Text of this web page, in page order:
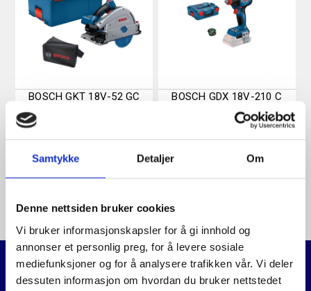
Samtykke Detaljer Om
Denne nettsiden bruker cookies
Vi bruker informasjonskapsler for å gi innhold og
annonser et personlig preg, for å levere sosiale
mediefunksjoner og for å analysere trafikken vår. Vi deler
dessuten informasjon om hvordan du bruker nettstedet
BOSCH GKT 18V-52 GC
BOSCH GDX 18V-210 C
PROFESSIONAL